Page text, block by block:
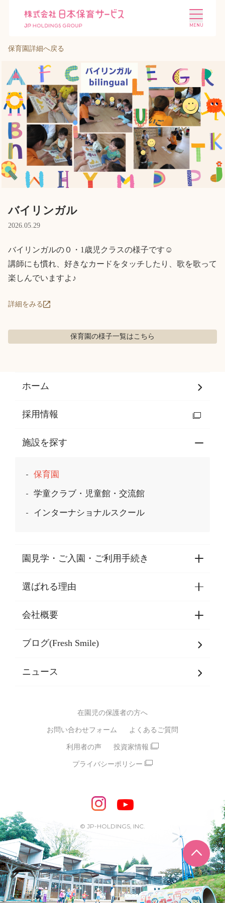
施設を探す 選ばれる理由
会社概要 ニュース
投資家情報 採用情報
ホーム
保育園詳細へ戻る
バイリンガル
2026.05.29
バイリンガルの０・1歳児クラスの様子です☺
講師にも慣れ、好きなカードをタッチしたり、歌を歌って
楽しんでいますよ♪
詳細をみる
保育園の様子一覧はこちら
ページ
ホーム
採用情報
施設を探す
保育園
学童クラブ・児童館・交流館
インターナショナルスクール
園見学・ご入園・ご利用手続き
園見学・ご入園・ご利用手続き
東京都認証保育所空き状況
選ばれる理由
選ばれる理由一覧
乳児期・幼児期・
バイリンガル保育園
スポーツ保育園
モンテッソーリ式保育園
STEAMS保育・学童
えいご
めざせ！バイリンガル！
めざせ！アスリート教室
ピアノ教室♪ ドレミっこ
めざせ!HIPHOPダンサー!
輝け！チアリーダー
学童期向けプログラム
会社概要
会社概要
SDGsについて
ブログ(Fresh Smile)
ニュース
在園児の保護者の方へ
お問い合わせフォーム よくあるご質問
利用者の声 投資家情報
プライバシーポリシー
© JP-HOLDINGS, INC.